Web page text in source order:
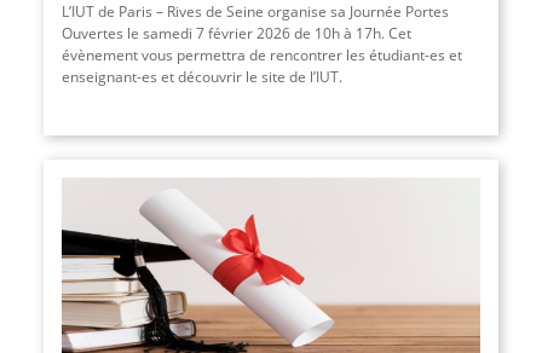
L’IUT de Paris – Rives de Seine organise sa Journée Portes
Ouvertes le samedi 7 février 2026 de 10h à 17h. Cet
évènement vous permettra de rencontrer les étudiant-es et
enseignant-es et découvrir le site de l’IUT.